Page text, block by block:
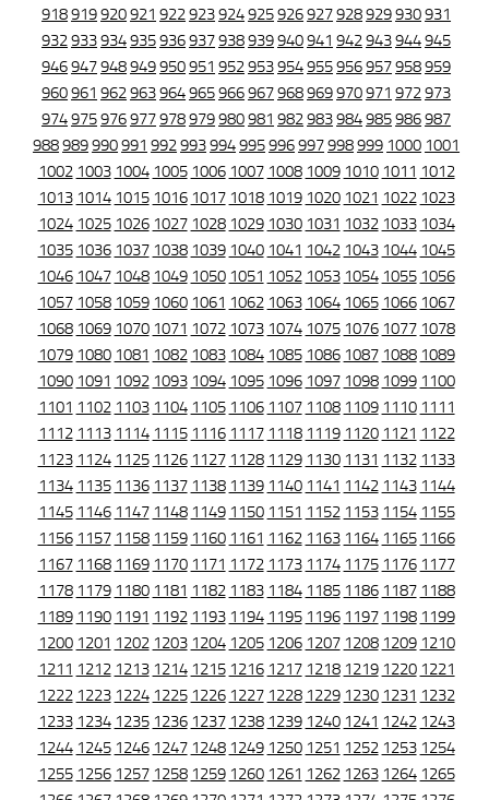
918919920921 922923924925926927928929930931
932933934935936937938939940941 942943944945
946947948949950951 952953954955956957958959
960961 962963964965966967968969970971 972973
974975976977978979980981 982983984985986987
988989990991 992993994995996997998999 1000 1001
1002 1003 1004 1005 1006 1007 1008 1009 1010 1011 1012
1013 1014 1015 1016 1017 1018 1019 1020 1021 1022 1023
1024 1025 1026 1027 1028 1029 1030 1031 1032 1033 1034
1035 1036 1037 1038 1039 1040 1041 1042 1043 1044 1045
1046 1047 1048 1049 1050 1051 1052 1053 1054 1055 1056
1057 1058 1059 1060 1061 1062 1063 1064 1065 1066 1067
1068 1069 1070 1071 1072 1073 1074 1075 1076 1077 1078
1079 1080 1081 1082 1083 1084 1085 1086 1087 1088 1089
1090 1091 1092 1093 1094 1095 1096 1097 1098 1099 1100
1101 1102 1103 1104 1105 1106 1107 1108 1109 1110 1111
1112 1113 1114 1115 1116 1117 1118 1119 1120 1121 1122
1123 1124 1125 1126 1127 1128 1129 1130 1131 1132 1133
1134 1135 1136 1137 1138 1139 1140 1141 1142 1143 1144
1145 1146 1147 1148 1149 1150 1151 1152 1153 1154 1155
1156 1157 1158 1159 1160 1161 1162 1163 1164 1165 1166
1167 1168 1169 1170 1171 1172 1173 1174 1175 1176 1177
1178 1179 1180 1181 1182 1183 1184 1185 1186 1187 1188
1189 1190 1191 1192 1193 1194 1195 1196 1197 1198 1199
1200 1201 1202 1203 1204 1205 1206 1207 1208 1209 1210
1211 1212 1213 1214 1215 1216 1217 1218 1219 1220 1221
1222 1223 1224 1225 1226 1227 1228 1229 1230 1231 1232
1233 1234 1235 1236 1237 1238 1239 1240 1241 1242 1243
1244 1245 1246 1247 1248 1249 1250 1251 1252 1253 1254
1255 1256 1257 1258 1259 1260 1261 1262 1263 1264 1265